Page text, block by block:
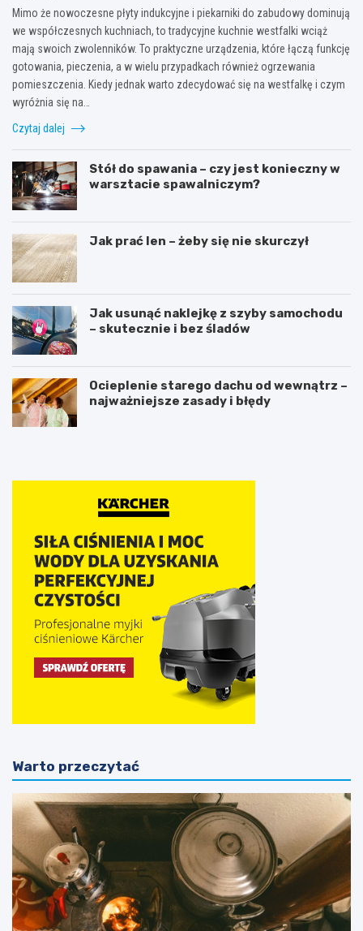
Mimo że nowoczesne płyty indukcyjne i piekarniki do zabudowy dominują
we współczesnych kuchniach, to tradycyjne kuchnie westfalki wciąż
mają swoich zwolenników. To praktyczne urządzenia, które łączą funkcję
gotowania, pieczenia, a w wielu przypadkach również ogrzewania
pomieszczenia. Kiedy jednak warto zdecydować się na westfalkę i czym
wyróżnia się na…
Czytaj dalej
Stół do spawania – czy jest konieczny w
warsztacie spawalniczym?
Jak prać len – żeby się nie skurczył
Jak usunąć naklejkę z szyby samochodu
– skutecznie i bez śladów
Ocieplenie starego dachu od wewnątrz –
najważniejsze zasady i błędy
Warto przeczytać